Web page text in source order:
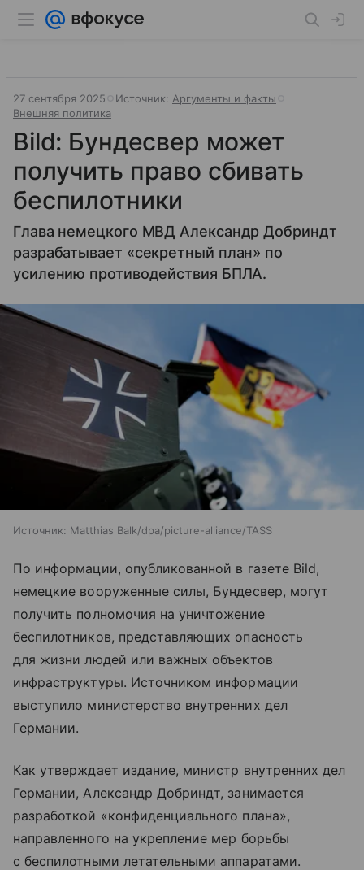
27 сентября 2025 Источник: Аргументы и факты
Внешняя политика
Bild: Бундесвер может
получить право сбивать
беспилотники
Глава немецкого МВД Александр Добриндт
разрабатывает «секретный план» по
усилению противодействия БПЛА.
Источник: Matthias Balk/dpa/picture-alliance/TASS
По информации, опубликованной в газете Bild,
немецкие вооруженные силы, Бундесвер, могут
получить полномочия на уничтожение
беспилотников, представляющих опасность
для жизни людей или важных объектов
инфраструктуры. Источником информации
выступило министерство внутренних дел
Германии.
Как утверждает издание, министр внутренних дел
Германии, Александр Добриндт, занимается
разработкой «конфиденциального плана»,
направленного на укрепление мер борьбы
с беспилотными летательными аппаратами.